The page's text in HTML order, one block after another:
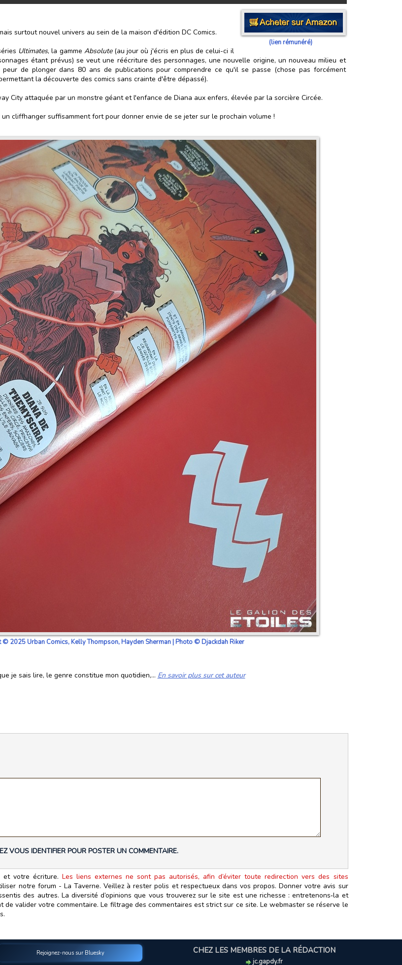
(lien rémunéré)
surtout nouvel univers au sein de la maison d'édition DC Comics.
Ultimates, la gamme Absolute(au jour où j'écris en plus de celui-ci il
étant prévus) se veut une réécriture des personnages, une nouvelle origine, un nouveau milieu et
de plonger dans 80 ans de publications pour comprendre ce qu'il se passe (chose pas forcément
la découverte des comics sans crainte d'être dépassé).
City attaquée par un monstre géant et l'enfance de Diana aux enfers, élevée par la sorcière Circée.
cliffhanger suffisamment fort pour donner envie de se jeter sur le prochain volume !
2025 Urban Comics, Kelly Thompson, Hayden Sherman | Photo © Djackdah Riker
je sais lire, le genre constitue mon quotidien,... En savoir plus sur cet auteur
VOUS IDENTIFIER POUR POSTER UN COMMENTAIRE.
et votre écriture.Les liens externes ne sont pas autorisés, afin d’éviter toute redirection vers des sites
notre forum - La Taverne. Veillez à rester polis et respectueux dans vos propos. Donner votre avis sur
des autres. La diversité d’opinions que vous trouverez sur le site est une richesse : entretenons‑la et
de valider votre commentaire. Le filtrage des commentaires est strict sur ce site. Le webmaster se réserve le
Rejoignez-nous sur Bluesky CHEZ LES MEMBRES DE LA RÉDACTION
jc.gapdy.fr